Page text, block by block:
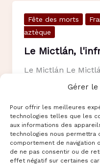
Gérer le
Pour offrir les meilleures
technologies telles que les
aux informations des
technologies nous
comportement de navigation
de ne pas consentir ou de
effet négatif sur certaines
Fête des morts
aztèque
Le Mictlán,
Le Mictlán Le
l’inframonde
Le
Mictlán,
l'inframonde
aztèque
Lire l’article »